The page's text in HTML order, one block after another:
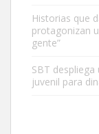
Leales.org »
Historias que
protagonizan
gente”
SBT
juvenil para